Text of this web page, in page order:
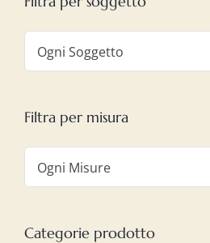
Ogni Soggetto
Filtra per misura
Ogni Misure
Categorie prodotto